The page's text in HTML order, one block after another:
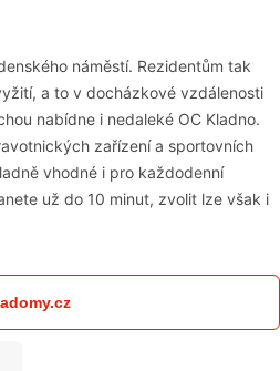
náměstí. Rezidentům tak
a to v docházkové vzdálenosti
nabídne i nedaleké OC Kladno.
zařízení a sportovních
vhodné i pro každodenní
už do 10 minut, zvolit lze však i